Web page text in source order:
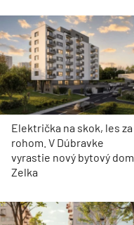
Električka na skok, les za
rohom. V Dúbravke
vyrastie nový bytový dom
Zelka